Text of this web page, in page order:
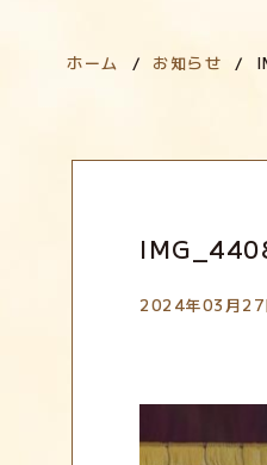
ホーム お知らせ
2024年03月27